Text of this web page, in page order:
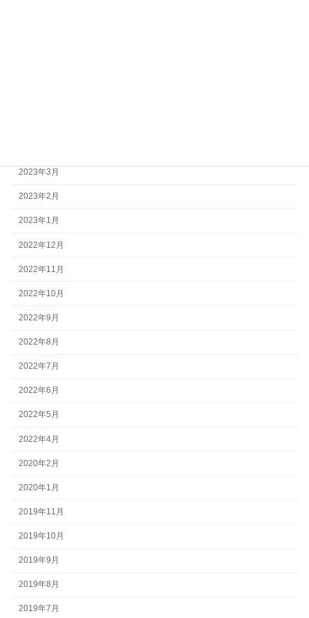
2023年3月
2023年2月
2023年1月
2022年12月
2022年11月
2022年10月
2022年9月
2022年8月
2022年7月
2022年6月
2022年5月
2022年4月
2020年2月
2020年1月
2019年11月
2019年10月
2019年9月
2019年8月
2019年7月